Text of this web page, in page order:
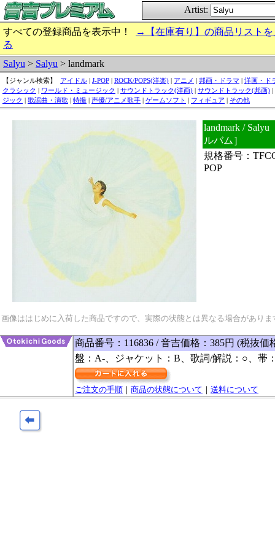
Artist:
すべての登録商品を表示中！
→【在庫有り】の商品リストを
る
Salyu > Salyu > landmark
【ジャンル検索】 アイドル | J-POP | ROCK/POPS(洋楽) | アニメ | 邦画・ドラマ | 洋画・ド
クラシック | ワールド・ミュージック | サウンドトラック(洋画) | サウンドトラック(邦画) |
ジック | 歌謡曲・演歌 | 特撮 | 声優/アニメ歌手 | ゲームソフト | フィギュア | その他
landmark /
ルバム］
規格番号：
POP
画像ははじめに入荷した商品ですので、実際の状態とは異なる場合があり
商品番号：116836 / 音吉価格：385円 (税抜価
盤：A-、ジャケット：B、歌詞/解説：○、帯
ご注文の手順 ｜ 商品の状態について ｜ 送料について